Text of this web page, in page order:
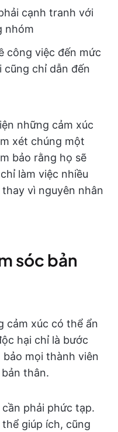
cạnh tranh với
nhóm
công việc đến mức
cũng chỉ dẫn đến
những cảm xúc
xét chúng một
bảo rằng họ sẽ
làm việc nhiều
vì nguyên nhân
sóc bản
cảm xúc có thể ẩn
hại chỉ là bước
mọi thành viên
thân.
phải phức tạp.
giúp ích, cũng